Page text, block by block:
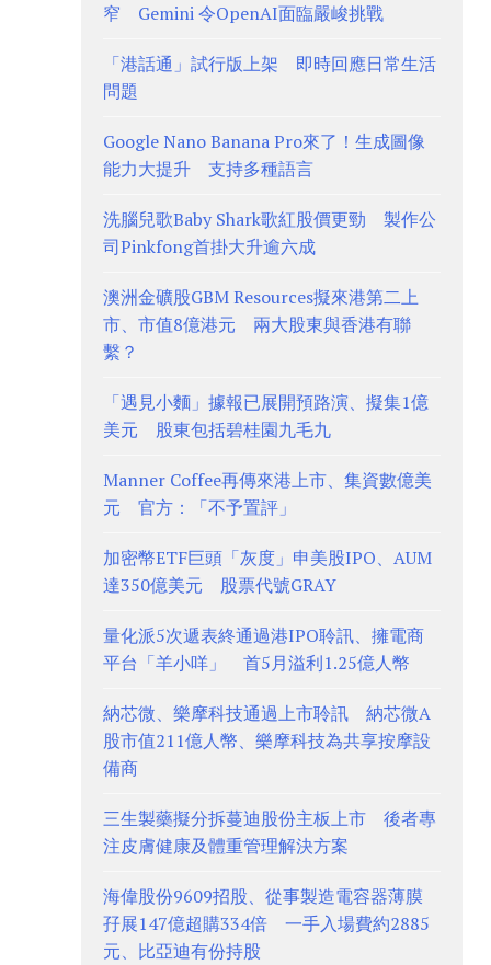
窄 Gemini 令OpenAI面臨嚴峻挑戰
「港話通」試行版上架 即時回應日常生活
問題
Google Nano Banana Pro來了！生成圖像
能力大提升 支持多種語言
洗腦兒歌Baby Shark歌紅股價更勁 製作公
司Pinkfong首掛大升逾六成
澳洲金礦股GBM Resources擬來港第二上
市、市值8億港元 兩大股東與香港有聯
繫？
「遇見小麵」據報已展開預路演、擬集1億
美元 股東包括碧桂園九毛九
Manner Coffee再傳來港上市、集資數億美
元 官方：「不予置評」
加密幣ETF巨頭「灰度」申美股IPO、AUM
達350億美元 股票代號GRAY
量化派5次遞表終通過港IPO聆訊、擁電商
平台「羊小咩」 首5月溢利1.25億人幣
納芯微、樂摩科技通過上市聆訊 納芯微A
股市值211億人幣、樂摩科技為共享按摩設
備商
三生製藥擬分拆蔓迪股份主板上市 後者專
注皮膚健康及體重管理解決方案
海偉股份9609招股、從事製造電容器薄膜
孖展147億超購334倍 一手入場費約2885
元、比亞迪有份持股